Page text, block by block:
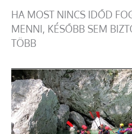
HA MOST NINCS IDŐD
MENNI, KÉSŐBB SEM
TÖBB